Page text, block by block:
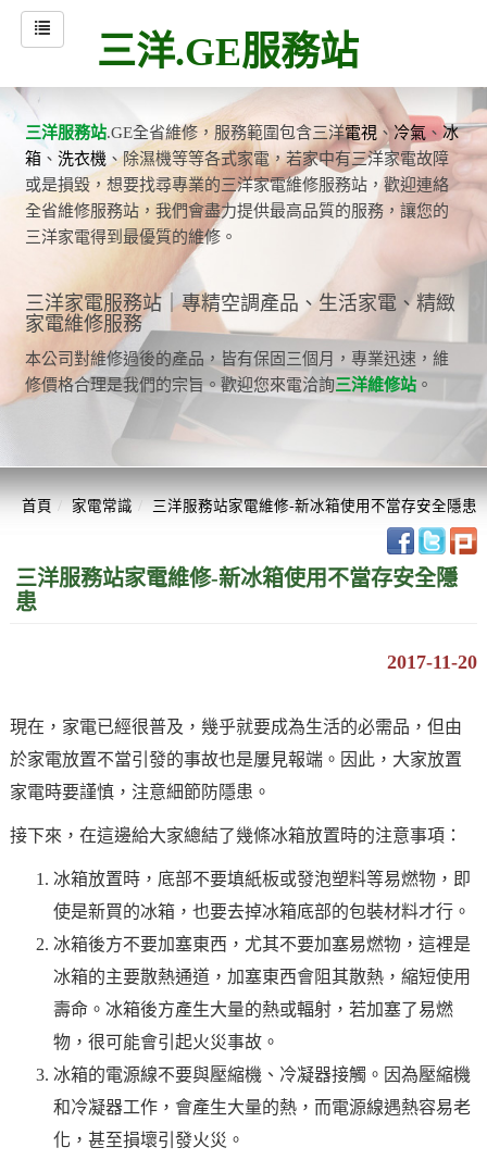
三洋.GE服務站
三洋服務站.GE全省維修，服務範圍包含三洋電視 、 冷氣 、冰
箱 、洗衣機 、除濕機等等各式家電，若家中有三洋家電故障
或是損毀，想要找尋專業的三洋家電維修服務站，歡迎連絡
全省維修服務站，我們會盡力提供最高品質的服務，讓您的
三洋家電得到最優質的維修。
三洋家電服務站｜專精空調產品、生活家電、精緻
家電維修服務
本公司對維修過後的產品，皆有保固三個月，專業迅速，維
修價格合理是我們的宗旨。歡迎您來電洽詢三洋維修站 。
首頁 家電常識 三洋服務站家電維修-新冰箱使用不當存安全隱患
三洋服務站家電維修-新冰箱使用不當存安全隱
患
2017-11-20
現在，家電已經很普及，幾乎就要成為生活的必需品，但由
於家電放置不當引發的事故也是屢見報端。因此，大家放置
家電時要謹慎，注意細節防隱患。
接下來，在這邊給大家總結了幾條冰箱放置時的注意事項：
冰箱放置時，底部不要填紙板或發泡塑料等易燃物，即
使是新買的冰箱，也要去掉冰箱底部的包裝材料才行。
冰箱後方不要加塞東西，尤其不要加塞易燃物，這裡是
冰箱的主要散熱通道，加塞東西會阻其散熱，縮短使用
壽命。冰箱後方產生大量的熱或輻射，若加塞了易燃
物，很可能會引起火災事故。
冰箱的電源線不要與壓縮機、冷凝器接觸。因為壓縮機
和冷凝器工作，會產生大量的熱，而電源線遇熱容易老
化，甚至損壞引發火災。